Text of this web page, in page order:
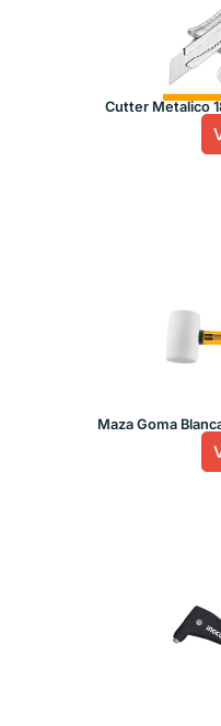
Cutter Metalico
Maza Goma